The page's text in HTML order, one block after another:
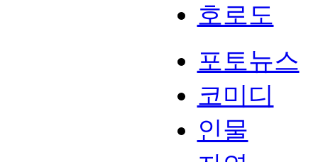
호로도
포토뉴스
코미디
인물